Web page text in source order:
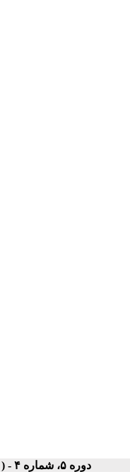
دوره ۵، شماره ۴ - ( ۱۲-۱۳۹۸ )